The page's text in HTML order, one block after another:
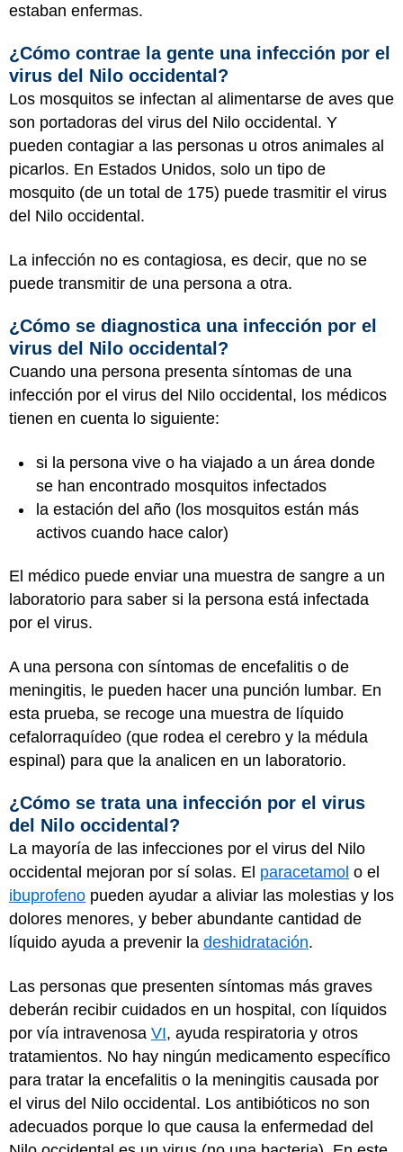
estaban enfermas.
¿Cómo contrae la gente una infección por el
virus del Nilo occidental?
Los mosquitos se infectan al alimentarse de aves que
son portadoras del virus del Nilo occidental. Y
pueden contagiar a las personas u otros animales al
picarlos. En Estados Unidos, solo un tipo de
mosquito (de un total de 175) puede trasmitir el virus
del Nilo occidental.
La infección no es contagiosa, es decir, que no se
puede transmitir de una persona a otra.
¿Cómo se diagnostica una infección por el
virus del Nilo occidental?
Cuando una persona presenta síntomas de una
infección por el virus del Nilo occidental, los médicos
tienen en cuenta lo siguiente:
si la persona vive o ha viajado a un área donde
se han encontrado mosquitos infectados
la estación del año (los mosquitos están más
activos cuando hace calor)
El médico puede enviar una muestra de sangre a un
laboratorio para saber si la persona está infectada
por el virus.
A una persona con síntomas de encefalitis o de
meningitis, le pueden hacer una punción lumbar. En
esta prueba, se recoge una muestra de líquido
cefalorraquídeo (que rodea el cerebro y la médula
espinal) para que la analicen en un laboratorio.
¿Cómo se trata una infección por el virus
del Nilo occidental?
La mayoría de las infecciones por el virus del Nilo
occidental mejoran por sí solas. El paracetamol o el
ibuprofeno pueden ayudar a aliviar las molestias y los
dolores menores, y beber abundante cantidad de
líquido ayuda a prevenir la deshidratación.
Las personas que presenten síntomas más graves
deberán recibir cuidados en un hospital, con líquidos
por vía intravenosa VI, ayuda respiratoria y otros
tratamientos. No hay ningún medicamento específico
para tratar la encefalitis o la meningitis causada por
el virus del Nilo occidental. Los antibióticos no son
adecuados porque lo que causa la enfermedad del